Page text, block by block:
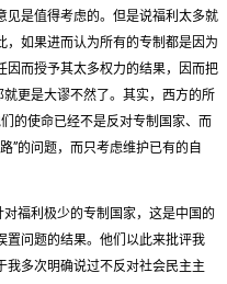
见是值得考虑的。但是说福利太多就
如果进而认为所有的专制都是因为
因而授予其太多权力的结果，因而把
更是大谬不然了。其实，西方的所
的使命已经不是反对专制国家、而
”的问题，而只考虑维护已有的自
福利极少的专制国家，这是中国的
置问题的结果。他们以此来批评我
我多次明确说过不反对社会民主主